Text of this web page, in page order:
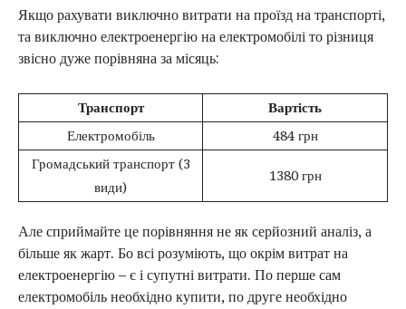
Якщо рахувати виключно витрати на проїзд на транспорті,
та виключно електроенергію на електромобілі то різниця
звісно дуже порівняна за місяць:
Транспорт
Вартість
Електромобіль
484 грн
Громадський транспорт (3
види)
1380 грн
Але сприймайте це порівняння не як серйозний аналіз, а
більше як жарт. Бо всі розуміють, що окрім витрат на
електроенергію – є і супутні витрати. По перше сам
електромобіль необхідно купити, по друге необхідно